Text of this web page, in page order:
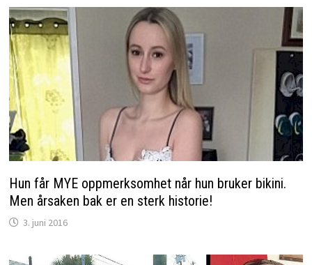
Hun får MYE oppmerksomhet når hun bruker bikini.
Men årsaken bak er en sterk historie!
3. juni 2016